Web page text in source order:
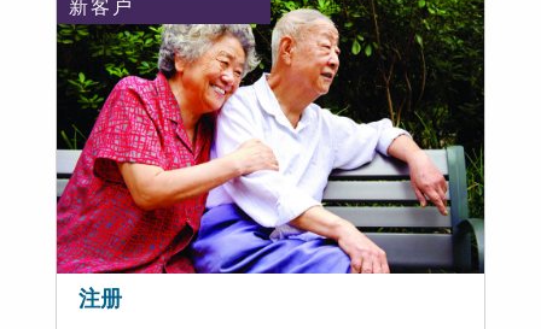
新客户
注册